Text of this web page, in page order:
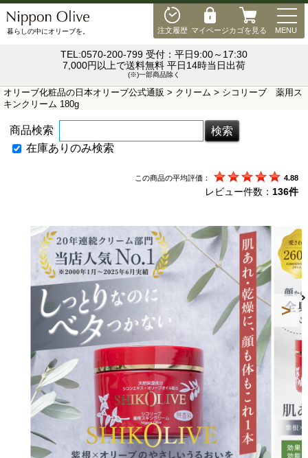
注文履歴 マイページカゴを見る MENU
暮らしの中にオリーブを。
TEL:0570-200-799 受付：平日9:00～17:30
7,000円以上で送料無料 平日14時当日出荷
(※)一部商品除く
オリーブ化粧品の日本オリーブ公式通販 > クリーム > シコリーブ 薬用ス
キンクリーム 180g
商品検索
在庫ありのみ検索
この商品の平均評価： 4.88
レビュー件数： 136件